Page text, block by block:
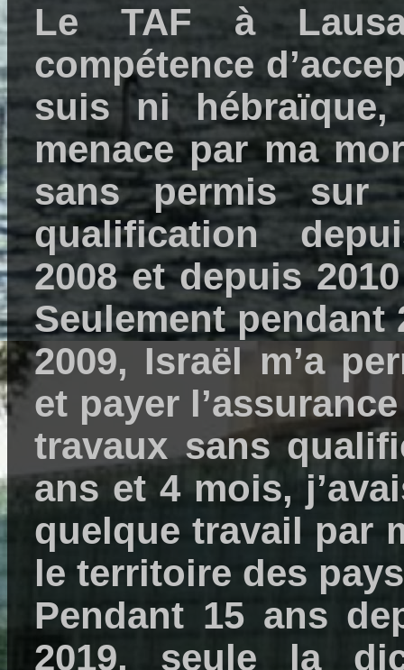
Le TAF à
compétence
suis ni
menace par ma
sans permis sur
qualification
2008 et depuis
Seulement pendant
2009, Israël m’a
et payer
travaux sans
ans et 4 mois,
quelque travail par
le territoire des
Pendant 15 ans
2019, seule la